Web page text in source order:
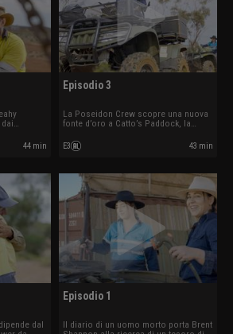
terreni. I
il
44 min
Episodio 3
La Poseidon Crew scopre una nuova
fonte d’oro a Catto’s Paddock, la
nuova partnership e i Mackie si
affidano alla tecnologia nella loro
d’oro.
E3 43 min
dal
Episodio 1
Il diario di un uomo morto porta Brent